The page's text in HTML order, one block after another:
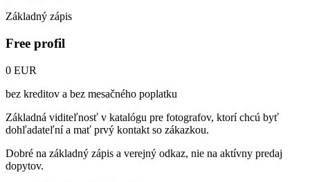
Základný zápis
Free profil
0 EUR
bez kreditov a bez mesačného poplatku
Základná viditeľnosť v katalógu pre fotografov, ktorí chcú byť
dohľadateľní a mať prvý kontakt so zákazkou.
Dobré na základný zápis a verejný odkaz, nie na aktívny predaj
dopytov.